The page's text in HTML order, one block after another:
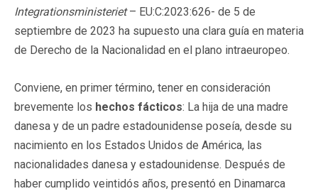
Integrationsministeriet– EU:C:2023:626- de 5 de
septiembre de 2023 ha supuesto una clara guía en materia
de Derecho de la Nacionalidad en el plano intraeuropeo.
Conviene, en primer término, tener en consideración
brevemente los hechos fácticos: La hija de una madre
danesa y de un padre estadounidense poseía, desde su
nacimiento en los Estados Unidos de América, las
nacionalidades danesa y estadounidense. Después de
haber cumplido veintidós años, presentó en Dinamarca